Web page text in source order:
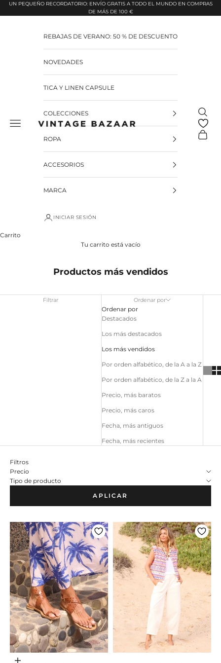
Pular para o conteúdo
UN PEQUEÑO RECORDATORIO: ENVÍO GRATIS A TODO EL MUNDO EN COMPRAS
DE MÁS DE 100 €
Vintage Bazaar
REBAJAS DE VERANO: 50 % DE DESCUENTO
NOVEDADES
TICA Y LINEN CAPSULE
COLECCIONES
ROPA
ACCESORIOS
MARCA
INICIAR SESIÓN
Carrito
Tu carrito está vacío
Productos más vendidos
Filtrar Ordenar por
Ordenar por
Destacados
Los más destacados
Los más vendidos
Por orden alfabético, de la A a la Z
Por orden alfabético, de la Z a la A
Precio, más baratos
Precio, más caros
Fecha, más antiguos
Fecha, más recientes
Filtros
Precio
Tipo de producto
APLICAR